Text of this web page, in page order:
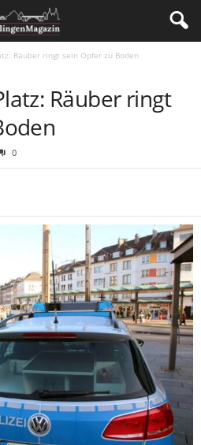
Räuber ringt sein Opfer zu Boden
Räuber ringt
0